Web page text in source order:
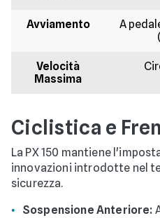
Avviamento
A
Velocità
Massima
Ciclistica e
La PX 150 mantiene
innovazioni introdotte nel
sicurezza.
Sospensione Anteriore: